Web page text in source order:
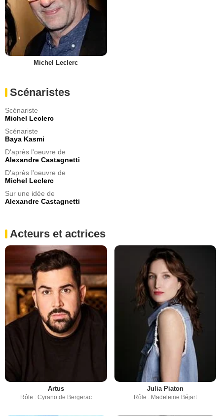
Michel Leclerc
Scénaristes
Scénariste
Michel Leclerc
Scénariste
Baya Kasmi
D'après l'oeuvre de
Alexandre Castagnetti
D'après l'oeuvre de
Michel Leclerc
Sur une idée de
Alexandre Castagnetti
Acteurs et actrices
Artus
Rôle : Cyrano de Bergerac
Julia Piaton
Rôle : Madeleine Béjart